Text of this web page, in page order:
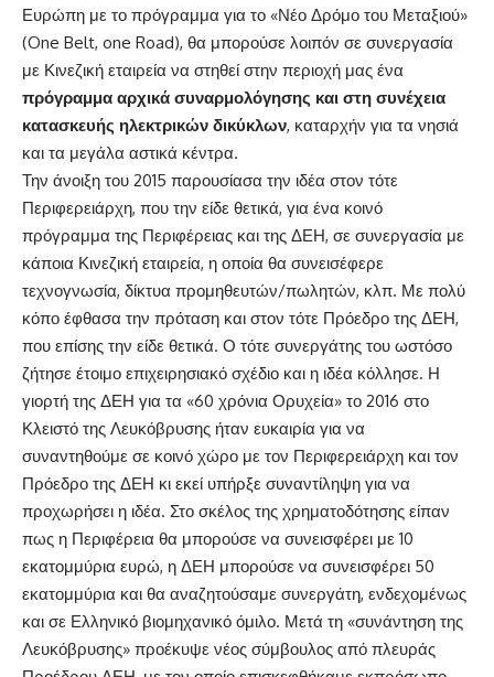
Ευρώπη με το πρόγραμμα για το «Νέο Δρόμο του Μεταξιού»
(One Belt, one Road), θα μπορούσε λοιπόν σε συνεργασία
με Κινεζική εταιρεία να στηθεί στην περιοχή μας ένα
πρόγραμμα αρχικά συναρμολόγησης και στη συνέχεια
κατασκευής ηλεκτρικών δικύκλων, καταρχήν για τα νησιά
και τα μεγάλα αστικά κέντρα.
Την άνοιξη του 2015 παρουσίασα την ιδέα στον τότε
Περιφερειάρχη, που την είδε θετικά, για ένα κοινό
πρόγραμμα της Περιφέρειας και της ΔΕΗ, σε συνεργασία με
κάποια Κινεζική εταιρεία, η οποία θα συνεισέφερε
τεχνογνωσία, δίκτυα προμηθευτών/πωλητών, κλπ. Με πολύ
κόπο έφθασα την πρόταση και στον τότε Πρόεδρο της ΔΕΗ,
που επίσης την είδε θετικά. Ο τότε συνεργάτης του ωστόσο
ζήτησε έτοιμο επιχειρησιακό σχέδιο και η ιδέα κόλλησε. Η
γιορτή της ΔΕΗ για τα «60 χρόνια Ορυχεία» το 2016 στο
Κλειστό της Λευκόβρυσης ήταν ευκαιρία για να
συναντηθούμε σε κοινό χώρο με τον Περιφερειάρχη και τον
Πρόεδρο της ΔΕΗ κι εκεί υπήρξε συναντίληψη για να
προχωρήσει η ιδέα. Στο σκέλος της χρηματοδότησης είπαν
πως η Περιφέρεια θα μπορούσε να συνεισφέρει με 10
εκατομμύρια ευρώ, η ΔΕΗ μπορούσε να συνεισφέρει 50
εκατομμύρια και θα αναζητούσαμε συνεργάτη, ενδεχομένως
και σε Ελληνικό βιομηχανικό όμιλο. Μετά τη «συνάντηση της
Λευκόβρυσης» προέκυψε νέος σύμβουλος από πλευράς